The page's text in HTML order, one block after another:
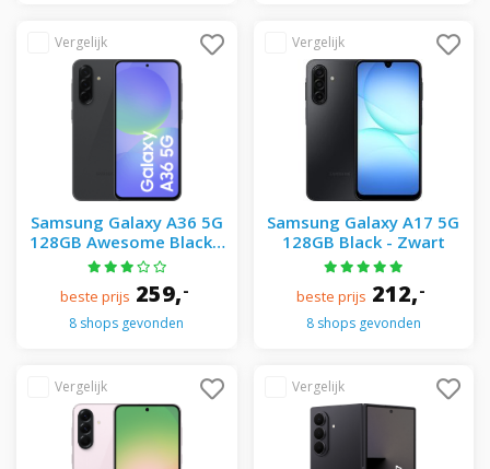
Samsung Galaxy A36 5G
128GB Awesome Black -
Zwart
beste prijs 259,-
8 shops gevonden
Samsung Galaxy A17 5G
128GB Black - Zwart
beste prijs 212,-
8 shops gevonden